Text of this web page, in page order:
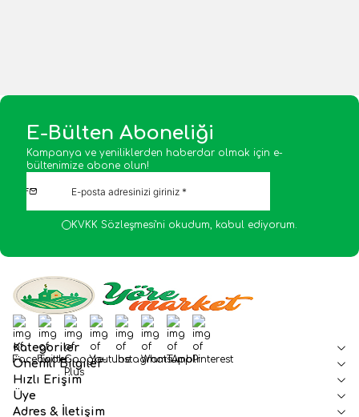
E-Bülten Aboneliği
Kampanya ve yeniliklerden haberdar olmak için e-
bültenimize abone olun!
KVKK Sözleşmesi'ni okudum, kabul ediyorum.
Facebook
TwitterGoogle-Plus
YoutubeInstagram
WhatsApp
TumblrPinterest
Kategoriler
Önemli Bilgiler
Hızlı Erişim
Üye
Adres & İletişim